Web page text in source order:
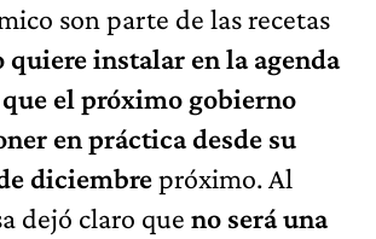
son parte de las recetas
quiere instalar en la agenda
el próximo gobierno
en práctica desde su
diciembrepróximo. Al
dejó claro que no será una